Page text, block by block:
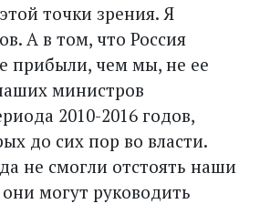
точки зрения. Я
А в том, что Россия
прибыли, чем мы, не ее
министров
2010-2016 годов,
до сих пор во власти.
не смог­ли отстоять наши
могут руководить